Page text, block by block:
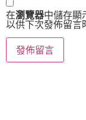
在瀏覽器中儲存顯
以供下次發佈留言